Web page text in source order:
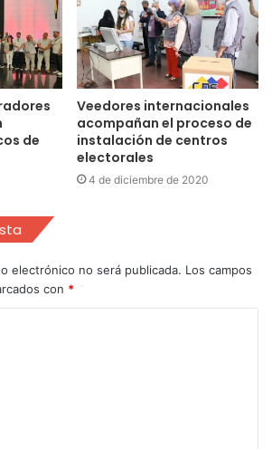
de
Veedores internacionales
acompañan el proceso de
instalación de centros
electorales
4 de diciembre de 2020
electrónico no será publicada. Los campos
con *